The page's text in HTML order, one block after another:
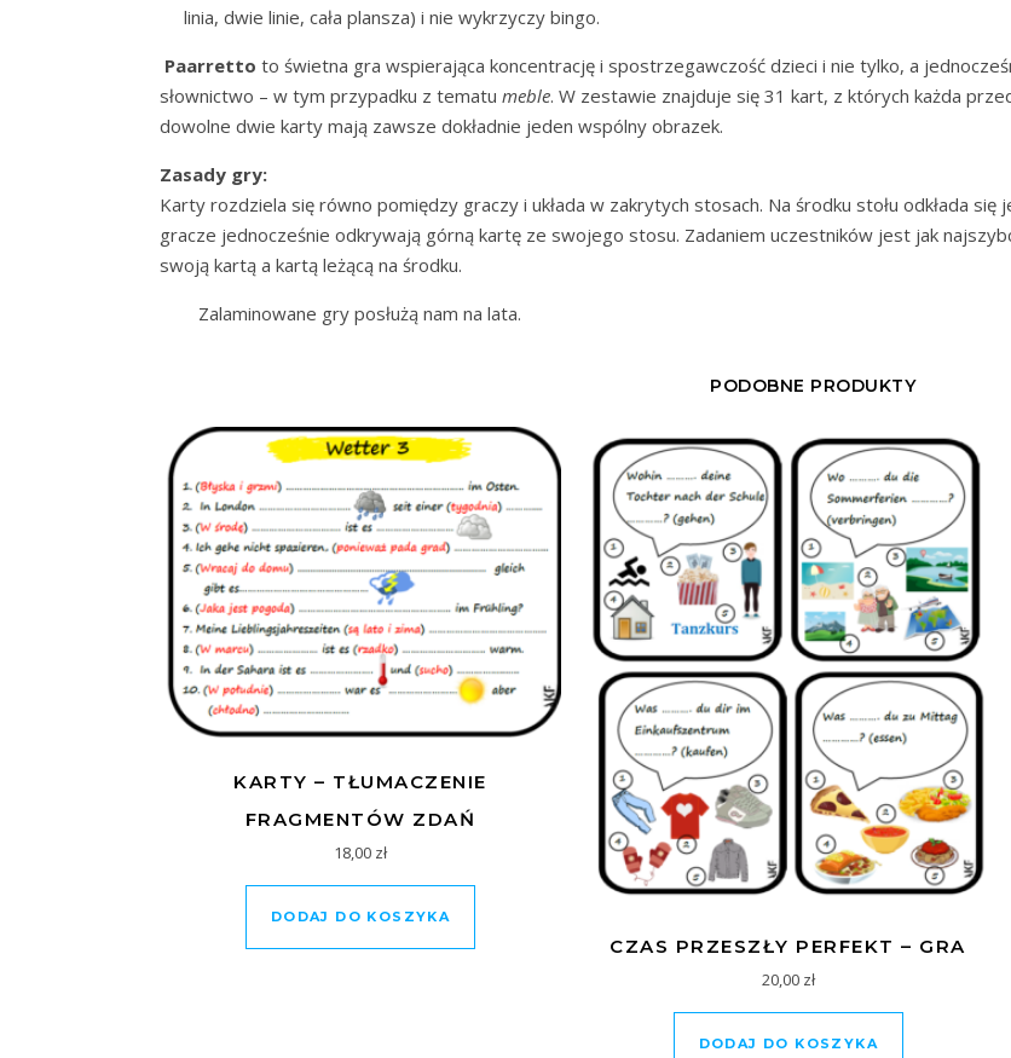
linia, dwie linie, cała plansza) i nie wykrzyczy bingo.
Paarretto to świetna gra wspierająca koncentrację i spostrzegawczość dzieci i nie tylko, a
słownictwo – w tym przypadku z tematu meble. W zestawie znajduje się 31 kart, z których każda
dowolne dwie karty mają zawsze dokładnie jeden wspólny obrazek.
Zasady gry:
Karty rozdziela się równo pomiędzy graczy i układa w zakrytych stosach. Na środku stołu odkłada
gracze jednocześnie odkrywają górną kartę ze swojego stosu. Zadaniem uczestników jest jak
swoją kartą a kartą leżącą na środku.
Zalaminowane gry posłużą nam na lata.
PODOBNE PRODUKTY
KARTY – TŁUMACZENIE
FRAGMENTÓW ZDAŃ
18,00 zł
DODAJ DO KOSZYKA
CZAS PRZESZŁY PERFEKT – GRA
20,00 zł
DODAJ DO KOSZYKA